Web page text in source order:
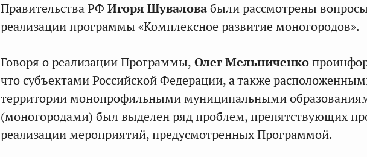
Правительства РФ Игоря Шуваловабыли рассмотрены вопросы
реализации программы «Комплексное развитие моногородов».
Говоря о реализации Программы, Олег Мельниченко
что субъектами Российской Федерации, а также
территории монопрофильными муниципальными
(моногородами) был выделен ряд проблем, препятствующих
реализации мероприятий, предусмотренных Программой.